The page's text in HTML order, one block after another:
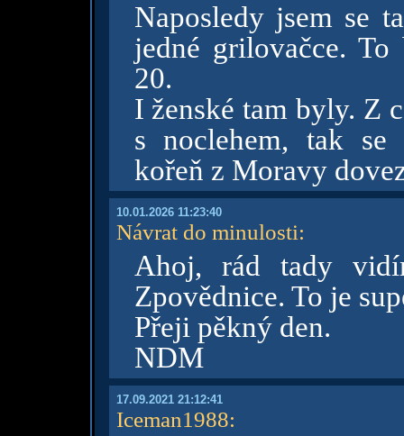
Naposledy jsem se
jedné grilovačce.
20.
I ženské tam byly. Z
s noclehem, tak se
kořeň z Moravy
10.01.2026 11:23:40
Návrat do minulosti:
Ahoj, rád tady
Zpovědnice. To je
Přeji pěkný den.
NDM
17.09.2021 21:12:41
Iceman1988: